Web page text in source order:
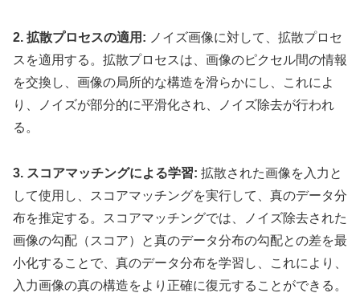
2. 拡散プロセスの適用: ノイズ画像に対して、拡散プロセ
スを適用する。拡散プロセスは、画像のピクセル間の情報
を交換し、画像の局所的な構造を滑らかにし、これによ
り、ノイズが部分的に平滑化され、ノイズ除去が行われ
る。
3. スコアマッチングによる学習: 拡散された画像を入力と
して使用し、スコアマッチングを実行して、真のデータ分
布を推定する。スコアマッチングでは、ノイズ除去された
画像の勾配（スコア）と真のデータ分布の勾配との差を最
小化することで、真のデータ分布を学習し、これにより、
入力画像の真の構造をより正確に復元することができる。